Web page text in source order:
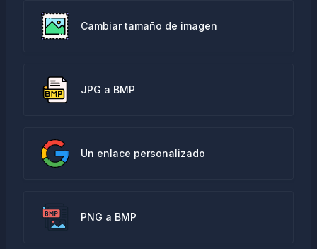
Cambiar tamaño de imagen
JPG a BMP
Un enlace personalizado
PNG a BMP